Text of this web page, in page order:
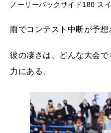
ノーリーバックサイド180 ス
雨でコンテスト中断が予
彼の凄さは、どんな大会
力にある。